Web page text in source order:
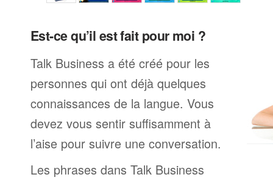
Est-ce qu’il est fait pour moi ?
Talk Business a été créé pour les
personnes qui ont déjà quelques
connaissances de la langue. Vous
devez vous sentir suffisamment à
l’aise pour suivre une conversation.
Les phrases dans Talk Business